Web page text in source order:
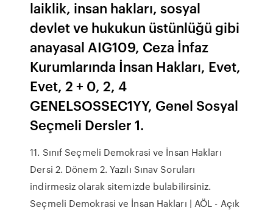
laiklik, insan hakları, sosyal
devlet ve hukukun üstünlüğü gibi
anayasal AIG109, Ceza İnfaz
Kurumlarında İnsan Hakları, Evet,
Evet, 2 + 0, 2, 4
GENELSOSSEC1YY, Genel Sosyal
Seçmeli Dersler 1.
11. Sınıf Seçmeli Demokrasi ve İnsan Hakları
Dersi 2. Dönem 2. Yazılı Sınav Soruları
indirmesiz olarak sitemizde bulabilirsiniz.
Seçmeli Demokrasi ve İnsan Hakları | AÖL - Açık